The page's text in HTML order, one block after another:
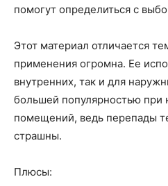
помогут определиться с
Этот материал отличается
применения огромна. Ее
внутренних, так и для
большей популярностью при
помещений, ведь перепады
страшны.
Плюсы: